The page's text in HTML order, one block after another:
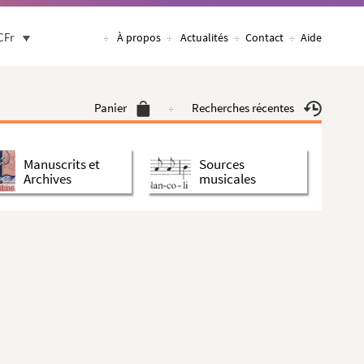
À propos Actualités Contact Aide
Panier Recherches récentes
Manuscrits et
Archives
Sources
musicales